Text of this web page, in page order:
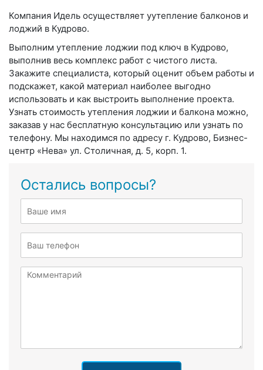
Компания Идель осуществляет уутепление балконов и
лоджий в Кудрово.
Выполним утепление лоджии под ключ в Кудрово,
выполнив весь комплекс работ с чистого листа.
Закажите специалиста, который оценит объем работы и
подскажет, какой материал наиболее выгодно
использовать и как выстроить выполнение проекта.
Узнать стоимость утепления лоджии и балкона можно,
заказав у нас бесплатную консультацию или узнать по
телефону. Мы находимся по адресу г. Кудрово, Бизнес-
центр «Нева» ул. Столичная, д. 5, корп. 1.
Остались вопросы?